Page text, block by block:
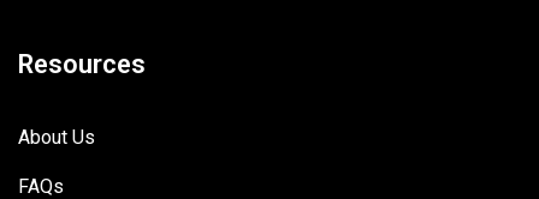
Resources
About Us
FAQs